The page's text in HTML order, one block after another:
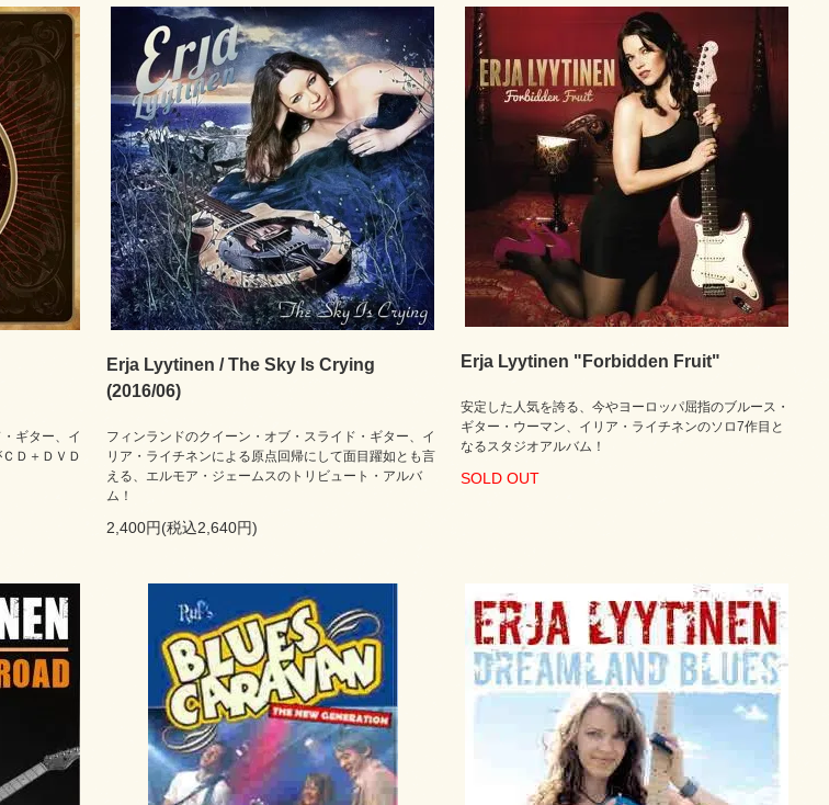
ギター、イ
Ｄ＋ＤＶＤ
Erja Lyytinen / The Sky Is Crying
(2016/06)
フィンランドのクイーン・オブ・スライド・ギター、イ
リア・ライチネンによる原点回帰にして面目躍如とも言
える、エルモア・ジェームスのトリビュート・アルバ
ム！
2,400円(税込2,640円)
Erja Lyytinen "Forbidden Fruit"
安定した人気を誇る、今やヨーロッパ屈指のブルース・
ギター・ウーマン、イリア・ライチネンのソロ7作目と
なるスタジオアルバム！
SOLD OUT